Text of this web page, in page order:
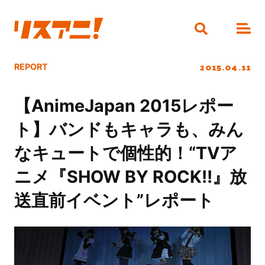
REPORT 2015.04.11
【AnimeJapan 2015レポー
ト】バンドもキャラも、みん
なキュートで個性的！“TVア
ニメ『SHOW BY ROCK!!』放
送直前イベント”レポート